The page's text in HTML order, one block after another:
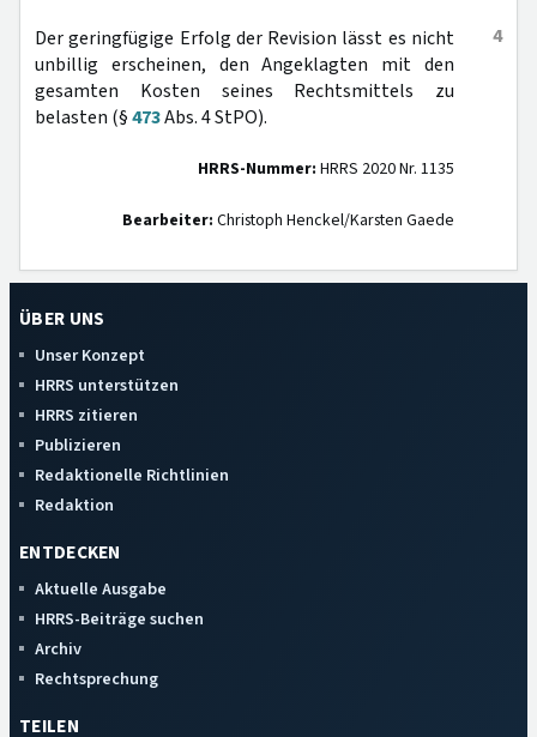
4
Der geringfügige Erfolg der Revision lässt es nicht
unbillig erscheinen, den Angeklagten mit den
gesamten Kosten seines Rechtsmittels zu
belasten (§473Abs. 4 StPO).
HRRS-Nummer: HRRS 2020 Nr. 1135
Bearbeiter: Christoph Henckel/Karsten Gaede
ÜBER UNS
Unser Konzept
HRRS unterstützen
HRRS zitieren
Publizieren
Redaktionelle Richtlinien
Redaktion
ENTDECKEN
Aktuelle Ausgabe
HRRS-Beiträge suchen
Archiv
Rechtsprechung
TEILEN